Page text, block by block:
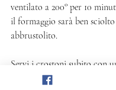
ventilato a 200° per 10
il formaggio sarà ben
abbrustolito.
Servi i crostoni subito con
pepe di mulinello, qualche